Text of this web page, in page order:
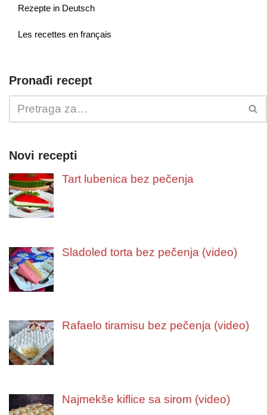
Rezepte in Deutsch
Les recettes en français
Pronađi recept
Novi recepti
Tart lubenica bez pečenja
Sladoled torta bez pečenja (video)
Rafaelo tiramisu bez pečenja (video)
Najmekše kiflice sa sirom (video)